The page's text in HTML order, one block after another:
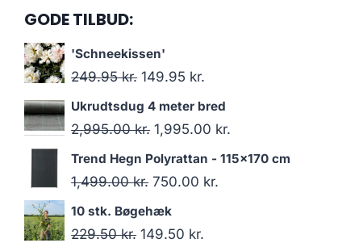
GODE TILBUD:
'Schneekissen'
249.95kr. Den
oprindelige
pris
249.95 kr..
149.95 kr.
aktuelle
pris
149.95 kr..
Ukrudtsdug 4 meter bred
2,995.00kr. Den
oprindelige
pris
2,995.00 kr..
1,995.00 kr.
aktuelle
Trend Hegn Polyrattan - 115x170 cm
1,499.00kr. Den
oprindelige
pris
750.00 kr.
10 stk. Bøgehæk
229.50kr. Den
149.50 kr.